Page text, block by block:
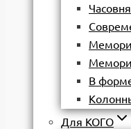
Часовня
В
Для КОГО